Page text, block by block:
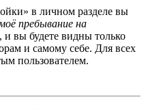
в личном разделе вы
пребывание на
, и вы будете видны только
и самому себе. Для всех
пользователем.